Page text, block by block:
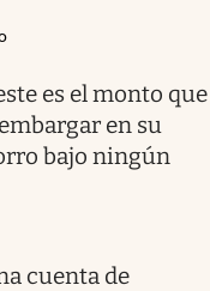
es el monto que
en su
bajo ningún
cuenta de